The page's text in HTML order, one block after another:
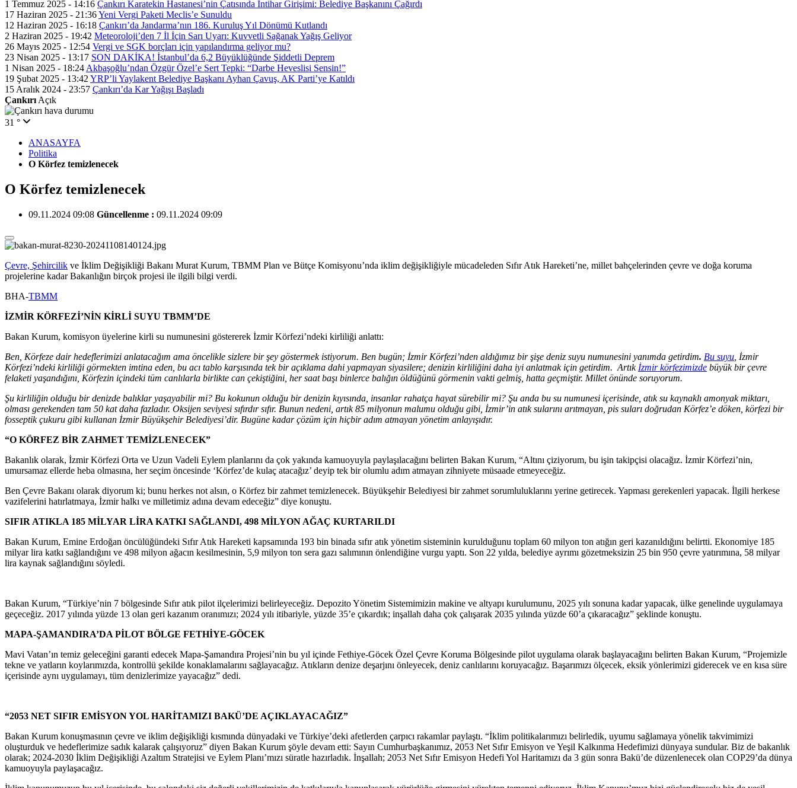
1 Temmuz 2025 - 14:16 Çankırı Karatekin Hastanesi’nin Çatısında İntihar Girişimi: Belediye Başkanını Çağırdı
17 Haziran 2025 - 21:36Yeni Vergi Paketi Meclis’e Sunuldu
12 Haziran 2025 - 16:18 Çankırı’da Jandarma’nın 186. Kuruluş Yıl Dönümü Kutlandı
2 Haziran 2025 - 19:42 Meteoroloji’den 7 İl İçin Sarı Uyarı: Kuvvetli Sağanak Yağış Geliyor
26 Mayıs 2025 - 12:54 Vergi ve SGK borçları için yapılandırma geliyor mu?
23 Nisan 2025 - 13:17 SON DAKİKA! İstanbul’da 6,2 Büyüklüğünde Şiddetli Deprem
1 Nisan 2025 - 18:24 Akbaşoğlu’ndan Özgür Özel’e Sert Tepki: “Darbe Heveslisi Sensin!”
19 Şubat 2025 - 13:42 YRP’li Yaylakent Belediye Başkanı Ayhan Çavuş, AK Parti’ye Katıldı
15 Aralık 2024 - 23:57 Çankırı’da Kar Yağışı Başladı
Çankırı Açık
31 °
ANASAYFA
Politika
O Körfez temizlenecek
O Körfez temizlenecek
09.11.2024 09:08 Güncellenme : 09.11.2024 09:09
Çevre, Şehircilik ve İklim Değişikliği Bakanı Murat Kurum, TBMM Plan ve Bütçe Komisyonu’nda iklim değişikliğiyle mücadeleden Sıfır Atık Hareketi’ne, millet bahçelerinden çevre ve doğa koruma
projelerine kadar Bakanlığın birçok projesi ile ilgili bilgi verdi.
BHA-TBMM
İZMİR KÖRFEZİ’NİN KİRLİ SUYU TBMM’DE
Bakan Kurum, komisyon üyelerine kirli su numunesini göstererek İzmir Körfezi’ndeki kirliliği anlattı:
Ben, Körfeze dair hedeflerimizi anlatacağım ama öncelikle sizlere bir şey göstermek istiyorum. Ben bugün; İzmir Körfezi’nden aldığımız bir şişe deniz suyu numunesini yanımda getirdim. Bu suyu , İzmir
Körfezi’ndeki kirliliği görmekten imtina eden, bu acı tablo karşısında tek bir açıklama dahi yapmayan siyasilere; denizin kirliliğini daha iyi anlatmak için getirdim. Artık İzmir körfezimizde büyük bir çevre
felaketi yaşandığını, Körfezin içindeki tüm canlılarla birlikte can çekiştiğini, her saat başı binlerce balığın öldüğünü görmenin vakti gelmiş, hatta geçmiştir. Millet önünde soruyorum.
Şu kirliliğin olduğu bir denizde balıklar yaşayabilir mi? Bu kokunun olduğu bir denizin kıyısında, insanlar rahatça hayat sürebilir mi? Şu anda bu su numunesi içerisinde, atık su kaynaklı amonyak miktarı,
olması gerekenden tam 50 kat daha fazladır. Oksijen seviyesi sıfırdır sıfır. Bunun nedeni, artık 85 milyonun malumu olduğu gibi, İzmir’in atık sularını arıtmayan, pis suları doğrudan Körfez’e döken, körfezi bir
fosseptik çukuru gibi kullanan İzmir Büyükşehir Belediyesi’dir. Bugüne kadar çözüm için hiçbir adım atmayan yönetim anlayışıdır.
“O KÖRFEZ BİR ZAHMET TEMİZLENECEK”
Bakanlık olarak, İzmir Körfezi Orta ve Uzun Vadeli Eylem planlarını da çok yakında kamuoyuyla paylaşılacağını belirten Bakan Kurum, “Altını çiziyorum, bu işin takipçisi olacağız. İzmir Körfezi’nin,
umursamaz ellerde heba olmasına, her seçim öncesinde ‘Körfez’de kulaç atacağız’ deyip tek bir olumlu adım atmayan zihniyete müsaade etmeyeceğiz.
Ben Çevre Bakanı olarak diyorum ki; bunu herkes not alsın, o Körfez bir zahmet temizlenecek. Büyükşehir Belediyesi bir zahmet sorumluluklarını yerine getirecek. Yapması gerekenleri yapacak. İlgili herkese
vazifelerini hatırlatmaya, İzmir halkı ve milletimiz adına devam edeceğiz” diye konuştu.
SIFIR ATIKLA 185 MİLYAR LİRA KATKI SAĞLANDI, 498 MİLYON AĞAÇ KURTARILDI
Bakan Kurum, Emine Erdoğan öncülüğündeki Sıfır Atık Hareketi kapsamında 193 bin binada sıfır atık yönetim sisteminin kurulduğunu toplam 60 milyon ton atığın geri kazanıldığını belirtti. Ekonomiye 185
milyar lira katkı sağlandığını ve 498 milyon ağacın kesilmesinin, 5,9 milyon ton sera gazı salımının önlendiğine vurgu yaptı. Son 22 yılda, belediye ayrımı gözetmeksizin 25 bin 950 çevre yatırımına, 58 milyar
lira kaynak sağlandığını söyledi.
Bakan Kurum, “Türkiye’nin 7 bölgesinde Sıfır atık pilot ilçelerimizi belirleyeceğiz. Depozito Yönetim Sistemimizin makine ve altyapı kurulumunu, 2025 yılı sonuna kadar yapacak, ülke genelinde uygulamaya
geçeceğiz. 2017 yılında yüzde 13 olan geri kazanım oranımızı; 2024 yılı itibariyle, yüzde 35’e çıkardık; inşallah daha çok çalışarak 2035 yılında yüzde 60’a çıkaracağız” şeklinde konuştu.
MAPA-ŞAMANDIRA’DA PİLOT BÖLGE FETHİYE-GÖCEK
Mavi Vatan’ın temiz geleceğini garanti edecek Mapa-Şamandıra Projesi’nin bu yıl içinde Fethiye-Göcek Özel Çevre Koruma Bölgesinde pilot uygulama olarak başlayacağını belirten Bakan Kurum, “Projemizle
tekne ve yatların koylarımızda, kontrollü şekilde konaklamalarını sağlayacağız. Atıkların denize deşarjını önleyecek, deniz canlılarını koruyacağız. Başarımızı ölçecek, eksik yönlerimizi giderecek ve en kısa süre
içerisinde aynı uygulamayı, tüm denizlerimize yayacağız” dedi.
“2053 NET SIFIR EMİSYON YOL HARİTAMIZI BAKÜ’DE AÇIKLAYACAĞIZ”
Bakan Kurum konuşmasının çevre ve iklim değişikliği kısmında dünyadaki ve Türkiye’deki afetlerden çarpıcı rakamlar paylaştı. “İklim politikalarımızı belirledik, uyumu sağlamaya yönelik takvimimizi
oluşturduk ve hedeflerimize sadık kalarak çalışıyoruz” diyen Bakan Kurum şöyle devam etti: Sayın Cumhurbaşkanımız, 2053 Net Sıfır Emisyon ve Yeşil Kalkınma Hedefimizi dünyaya sundular. Biz de bakanlık
olarak; 2024-2030 İklim Değişikliği Azaltım Stratejisi ve Eylem Planı’mızı süratle hazırladık. İnşallah; 2053 Net Sıfır Emisyon Hedefi Yol Haritamızı da 3 gün sonra Bakü’de düzenlenecek olan COP29’da dünya
kamuoyuyla paylaşacağız.